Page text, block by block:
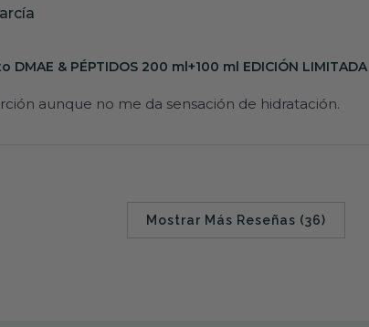
DMAE & PÉPTIDOS 200 ml+100 ml EDICIÓN LIMITADA
aunque no me da sensación de hidratación.
Mostrar Más Reseñas (36)